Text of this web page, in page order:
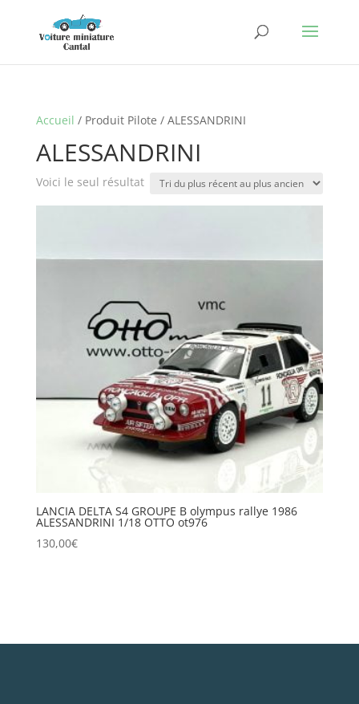
Accueil / Produit Pilote / ALESSANDRINI
ALESSANDRINI
Voici le seul résultat
LANCIA DELTA S4 GROUPE B olympus rallye 1986
ALESSANDRINI 1/18 OTTO ot976
130,00€